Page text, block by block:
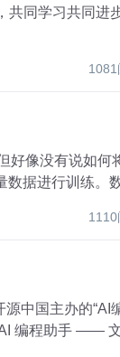
1081
好像没有说如何
1110
中国主办的“AI
AI 编程助手 ——